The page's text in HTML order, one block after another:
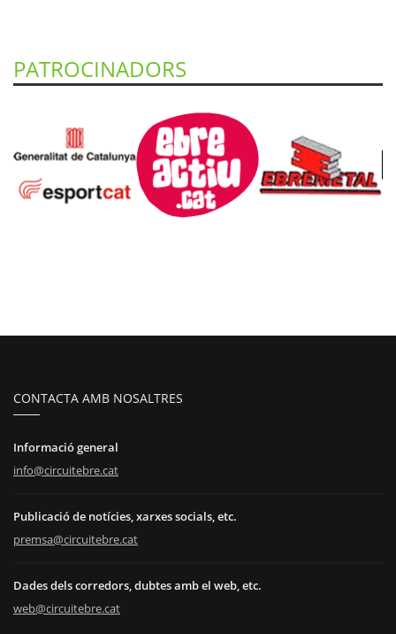
PATROCINADORS
CONTACTA AMB NOSALTRES
Informació general
info@circuitebre.cat
Publicació de notícies, xarxes socials, etc.
premsa@circuitebre.cat
Dades dels corredors, dubtes amb el web, etc.
web@circuitebre.cat